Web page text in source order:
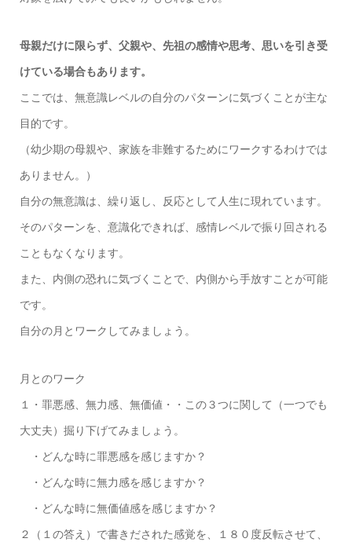
母親だけに限らず、父親や、先祖の感情や思考、思いを引き受
けている場合もあります。
ここでは、無意識レベルの自分のパターンに気づくことが主な
目的です。
（幼少期の母親や、家族を非難するためにワークするわけでは
ありません。）
自分の無意識は、繰り返し、反応として人生に現れています。
そのパターンを、意識化できれば、感情レベルで振り回される
こともなくなります。
また、内側の恐れに気づくことで、内側から手放すことが可能
です。
自分の月とワークしてみましょう。
月とのワーク
１・罪悪感、無力感、無価値・・この３つに関して（一つでも
大丈夫）掘り下げてみましょう。
・どんな時に罪悪感を感じますか？
・どんな時に無力感を感じますか？
・どんな時に無価値感を感じますか？
２（１の答え）で書きだされた感覚を、１８０度反転させて、